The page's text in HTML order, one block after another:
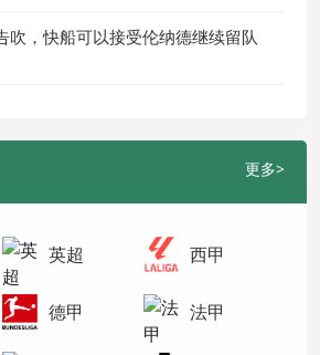
吹，快船可以接受伦纳德继续留队
更多>
英超 西甲
德甲 法甲